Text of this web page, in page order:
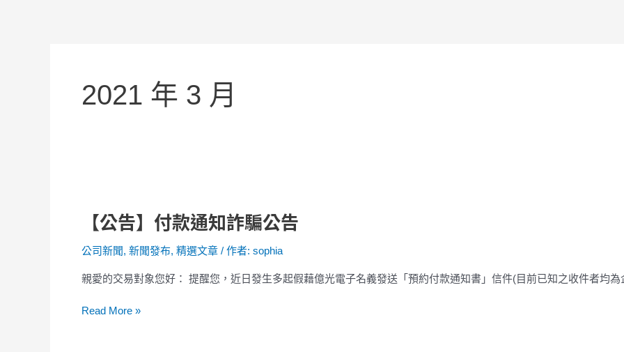
2021 年 3 月
【公告】付款通知詐騙公告
公司新聞, 新聞發布, 精選文章 / 作者: sophia
親愛的交易對象您好： 提醒您，近日發生多起假藉億光電子名義發送「預約付款通知書」信件(目前已知之收件者均
通
知
詐
騙
Read More »